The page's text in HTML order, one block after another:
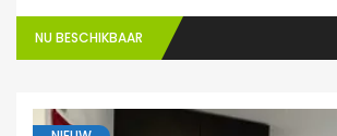
NU BESCHIKBAAR